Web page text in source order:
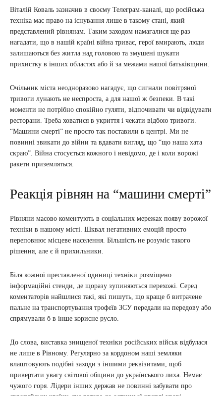
Віталій Коваль зазначив в своєму Телеграм-каналі, що російська
техніка має право на існування лише в такому стані, який
представлений рівнянам. Таким заходом намагалися ще раз
нагадати, що в нашій країні війна триває, герої вмирають, люди
залишаються без житла над головою та змушені шукати
прихистку в інших областях або й за межами нашої батьківщини.
Очільник міста неодноразово нагадує, що сигнали повітряної
тривоги лунають не неспроста, а для нашої ж безпеки. В такі
моменти не потрібно спокійно гуляти, відпочивати чи відвідувати
ресторани. Треба ховатися в укриття і чекати відбою тривоги.
“Машини смерті” не просто так поставили в центрі. Ми не
повинні звикати до війни та вдавати вигляд, що “що наша хата
скраю”. Війна стосується кожного і невідомо, де і коли ворожі
ракети приземляться.
Реакція рівнян на “машини смерті”
Рівняни масово коментують в соціальних мережах появу ворожої
техніки в нашому місті. Шквал негативних емоцій просто
переповнює місцеве населення. Більшість не розуміє такого
рішення, але є й прихильники.
Біля кожної преставленої одиниці техніки розміщено
інформаційні стенди, де щоразу зупиняються перехожі. Серед
коментаторів найшлися такі, які пишуть, що краще б витрачене
пальне на транспортування трофеїв ЗСУ передали на передову або
спрямували б в інше корисне русло.
До слова, виставка знищеної техніки російських військ відбулася
не лише в Рівному. Регулярно за кордоном наші земляки
влаштовують подібні заходи з іншими реквізитами, щоб
привертати увагу світової общини до українського лиха. Немає
чужого горя. Лідери інших держав не повинні забувати про